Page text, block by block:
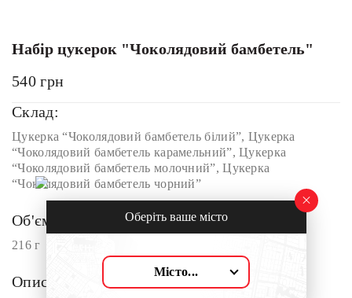
Набір цукерок "Чоколядовий бамбетель"
540 грн
Склад:
Цукерка “Чоколядовий бамбетель білий”, Цукерка
“Чоколядовий бамбетель карамельний”, Цукерка
“Чоколядовий бамбетель молочний”, Цукерка
“Чоколядовий бамбетель чорний”
Об'єм:
216 г
Опис:
Оберіть ваше місто
Місто...